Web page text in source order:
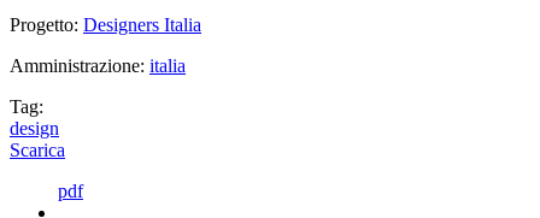
Progetto: Designers Italia
Amministrazione: italia
Tag:
design
Scarica
pdf